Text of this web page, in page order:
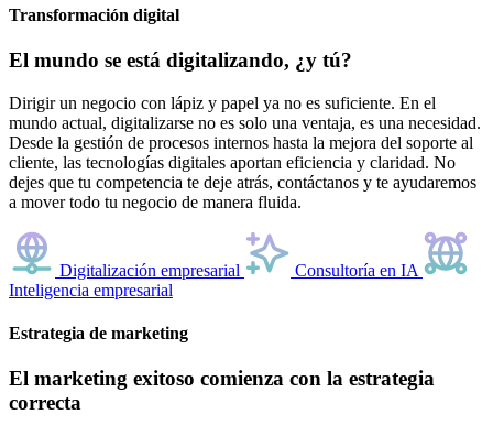
Transformación digital
El mundo se está digitalizando, ¿y tú?
Dirigir un negocio con lápiz y papel ya no es suficiente. En el
mundo actual, digitalizarse no es solo una ventaja, es una necesidad.
Desde la gestión de procesos internos hasta la mejora del soporte al
cliente, las tecnologías digitales aportan eficiencia y claridad. No
dejes que tu competencia te deje atrás, contáctanos y te ayudaremos
a mover todo tu negocio de manera fluida.
Digitalización empresarial
Consultoría en IA
Inteligencia empresarial
Estrategia de marketing
El marketing exitoso comienza con la estrategia
correcta